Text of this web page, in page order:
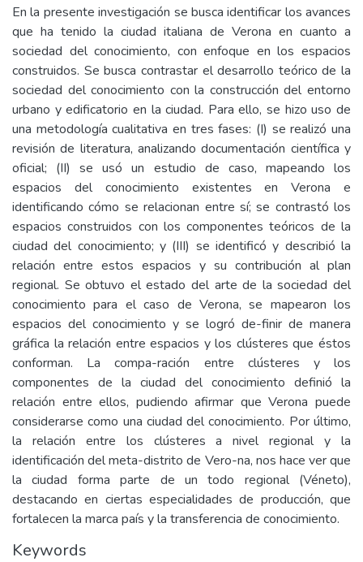
En la presente investigación se busca identificar los avances
que ha tenido la ciudad italiana de Verona en cuanto a
sociedad del conocimiento, con enfoque en los espacios
construidos. Se busca contrastar el desarrollo teórico de la
sociedad del conocimiento con la construcción del entorno
urbano y edificatorio en la ciudad. Para ello, se hizo uso de
una metodología cualitativa en tres fases: (I) se realizó una
revisión de literatura, analizando documentación científica y
oficial; (II) se usó un estudio de caso, mapeando los
espacios del conocimiento existentes en Verona e
identificando cómo se relacionan entre sí; se contrastó los
espacios construidos con los componentes teóricos de la
ciudad del conocimiento; y (III) se identificó y describió la
relación entre estos espacios y su contribución al plan
regional. Se obtuvo el estado del arte de la sociedad del
conocimiento para el caso de Verona, se mapearon los
espacios del conocimiento y se logró de-finir de manera
gráfica la relación entre espacios y los clústeres que éstos
conforman. La compa-ración entre clústeres y los
componentes de la ciudad del conocimiento definió la
relación entre ellos, pudiendo afirmar que Verona puede
considerarse como una ciudad del conocimiento. Por último,
la relación entre los clústeres a nivel regional y la
identificación del meta-distrito de Vero-na, nos hace ver que
la ciudad forma parte de un todo regional (Véneto),
destacando en ciertas especialidades de producción, que
fortalecen la marca país y la transferencia de conocimiento.
Keywords